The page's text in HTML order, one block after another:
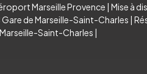
Marseille Provence | Mise à
Gare de Marseille-Saint-Charles |
Saint-Charles |